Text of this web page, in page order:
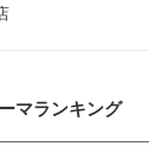
マランキング